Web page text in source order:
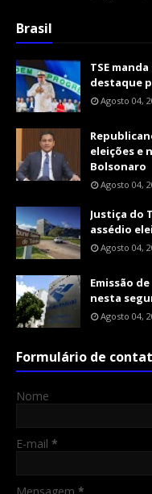
Brasil
TSE
destaque
Agosto 04,
eleições e
Bolsonaro
Agosto 04,
Justiça do
assédio
Agosto 04,
Emissão
nesta
Agosto 04,
Formulário de
Nome
E-mail *